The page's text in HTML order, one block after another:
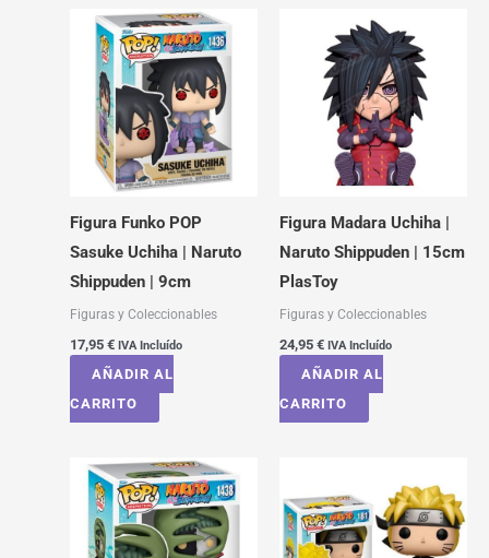
Figura Funko POP
Sasuke Uchiha | Naruto
Shippuden | 9cm
Figuras y Coleccionables
17,95 € IVA Incluído
AÑADIR AL
CARRITO
Figura Madara Uchiha |
Naruto Shippuden | 15cm
PlasToy
Figuras y Coleccionables
24,95 € IVA Incluído
AÑADIR AL
CARRITO